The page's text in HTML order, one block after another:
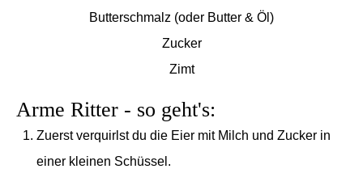
Butterschmalz (oder Butter & Öl)
Zucker
Zimt
Arme Ritter - so geht's:
Zuerst verquirlst du die Eier mit Milch und Zucker in
einer kleinen Schüssel.